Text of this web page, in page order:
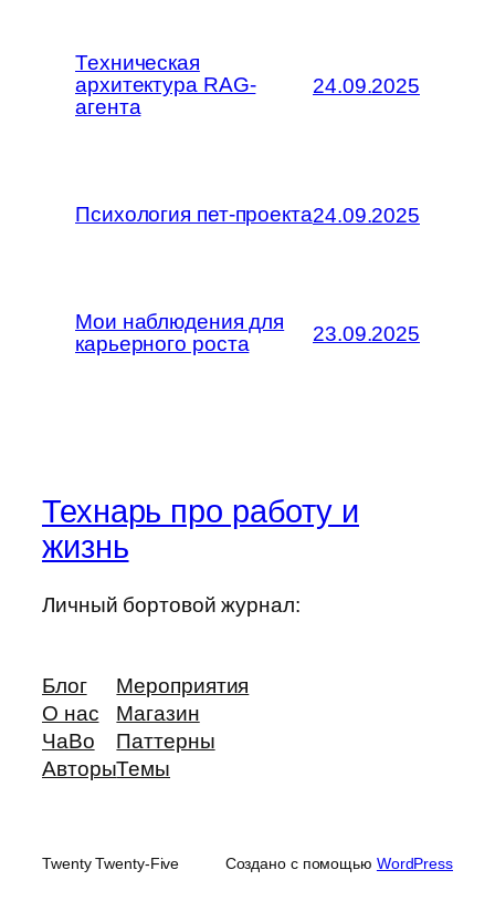
Техническая
архитектура RAG-
агента
24.09.2025
Психология пет-проекта24.09.2025
Мои наблюдения для
карьерного роста
23.09.2025
Технарь про работу и
жизнь
Личный бортовой журнал:
Блог
О нас
ЧаВо
Авторы
Мероприятия
Магазин
Паттерны
Темы
Twenty Twenty-Five Создано с помощью WordPress